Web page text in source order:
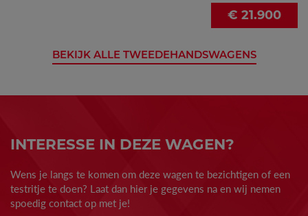
€ 21.900
BEKIJK ALLE TWEEDEHANDSWAGENS
INTERESSE IN DEZE WAGEN?
Wens je langs te komen om deze wagen te bezichtigen of een
testritje te doen? Laat dan hier je gegevens na en wij nemen
spoedig contact op met je!